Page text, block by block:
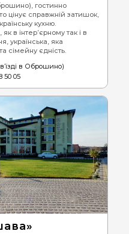
гостинно
цінує справжній затишок,
кухню.
в інтер’єрному так і в
українська, яка
сімейну єдність.
в Оброшино)
50 05